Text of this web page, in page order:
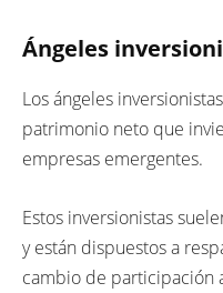
Ángeles
Los ángeles
patrimonio neto que
empresas emergentes.
Estos inversionistas
y están dispuestos a
cambio de participación